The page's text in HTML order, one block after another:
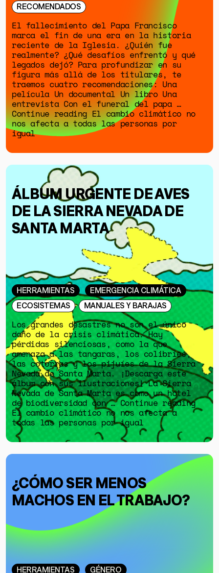
RECOMENDADOS
El fallecimiento del Papa Francisco
marca el fin de una era en la historia
reciente de la Iglesia. ¿Quién fue
realmente? ¿Qué desafíos enfrentó y qué
legados dejó? Para profundizar en su
figura más allá de los titulares, te
traemos cuatro recomendaciones: Una
película Un documental Un libro Una
entrevista Con el funeral del papa …
Continue reading El cambio climático no
nos afecta a todas las personas por
igual
ÁLBUM URGENTE DE AVES
DE LA SIERRA NEVADA DE
SANTA MARTA
HERRAMIENTAS
EMERGENCIA CLIMÁTICA
ECOSISTEMAS
MANUALES Y BARAJAS
Los grandes desastres no son el único
daño de la crisis climática. Hay
pérdidas silenciosas, como la que
amenaza a las tangaras, los colibríes,
las cotorras y los pijuíes de la Sierra
Nevada de Santa Marta. ¡Descarga este
álbum con sus ilustraciones! La Sierra
Nevada de Santa Marta es como un hotel
de biodiversidad con … Continue reading
El cambio climático no nos afecta a
todas las personas por igual
¿CÓMO SER MENOS
MACHOS EN EL TRABAJO?
HERRAMIENTAS GÉNERO